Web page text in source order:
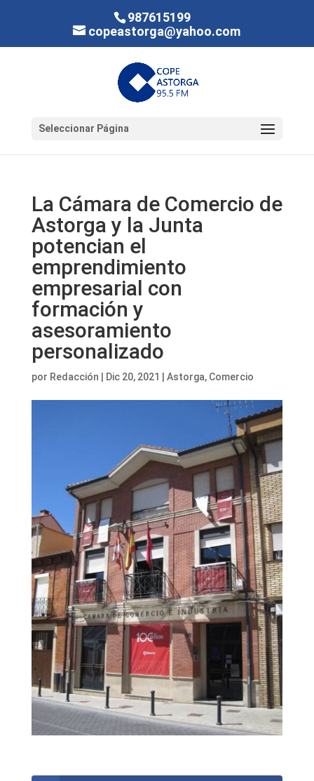
987615199
copeastorga@yahoo.com
Seleccionar Página
La Cámara de Comercio de
Astorga y la Junta
potencian el
emprendimiento
empresarial con
formación y
asesoramiento
personalizado
por Redacción Dic 20, 2021 Astorga, Comercio